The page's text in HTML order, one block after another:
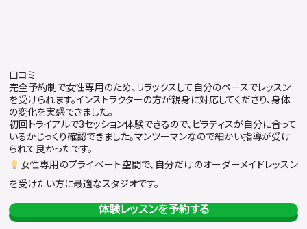
口コミ
完全予約制で女性専用のため、リラックスして自分のペースでレッスン
を受けられます。インストラクターの方が親身に対応してくださり、身体
の変化を実感できました。
初回トライアルで3セッション体験できるので、ピラティスが自分に合って
いるかじっくり確認できました。マンツーマンなので細かい指導が受け
られて良かったです。
女性専用のプライベート空間で、自分だけのオーダーメイドレッスン
を受けたい方に最適なスタジオです。
体験レッスンを予約する